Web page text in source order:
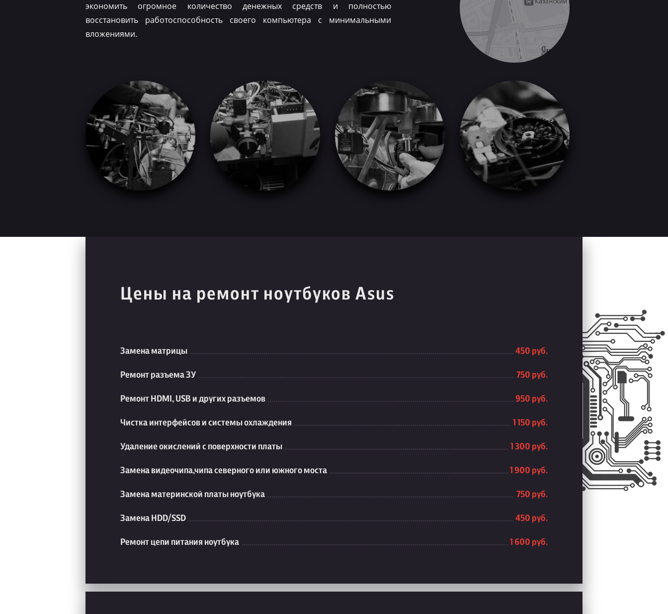
экономить огромное количество денежных средств и полностью
восстановить работоспособность своего компьютера с минимальными
вложениями.
Цены на ремонт ноутбуков Asus
Замена матрицы 450 руб.
Ремонт разъема ЗУ 750 руб.
Ремонт HDMI, USB и других разъемов 950 руб.
Чистка интерфейсов и системы охлаждения 1 150 руб.
Удаление окислений с поверхности платы 1 300 руб.
Замена видеочипа,чипа северного или южного моста 1 900 руб.
Замена материнской платы ноутбука 750 руб.
Замена HDD/SSD 450 руб.
Ремонт цепи питания ноутбука 1 600 руб.